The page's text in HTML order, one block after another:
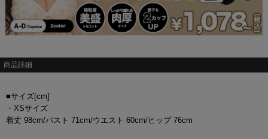
商品詳細
■サイズ[cm]
・XSサイズ
着丈 98cm/バスト 71cm/ウエスト 60cm/ヒップ 76cm